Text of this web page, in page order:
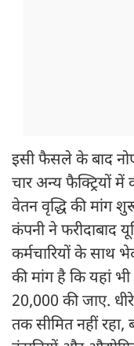
इसी फैसले के बाद
चार अन्य फैक्ट्रियों में
वेतन वृद्धि की मांग
कंपनी ने फरीदाबाद
कर्मचारियों के साथ
की मांग है कि यहां
20,000 की जाए.
तक सीमित नहीं